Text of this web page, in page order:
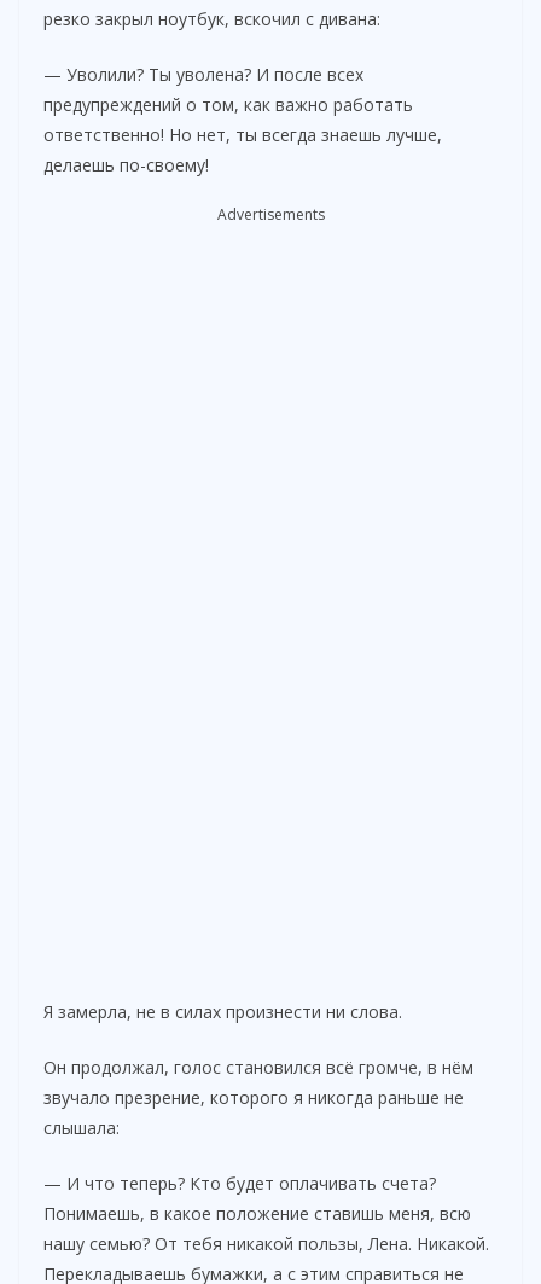
резко закрыл ноутбук, вскочил с дивана:
— Уволили? Ты уволена? И после всех
предупреждений о том, как важно работать
ответственно! Но нет, ты всегда знаешь лучше,
делаешь по-своему!
Advertisements
Я замерла, не в силах произнести ни слова.
Он продолжал, голос становился всё громче, в нём
звучало презрение, которого я никогда раньше не
слышала:
— И что теперь? Кто будет оплачивать счета?
Понимаешь, в какое положение ставишь меня, всю
нашу семью? От тебя никакой пользы, Лена. Никакой.
Перекладываешь бумажки, а с этим справиться не